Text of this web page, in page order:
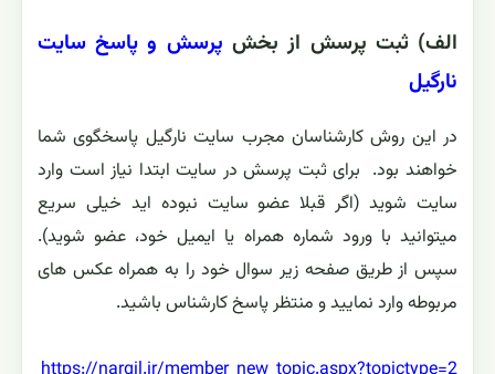
الف) ثبت پرسش از بخش پرسش و پاسخ سایت
نارگیل
در این روش کارشناسان مجرب سایت نارگیل پاسخگوی شما
خواهند بود. برای ثبت پرسش در سایت ابتدا نیاز است وارد
سایت شوید (اگر قبلا عضو سایت نبوده اید خیلی سریع
میتوانید با ورود شماره همراه یا ایمیل خود، عضو شوید).
سپس از طریق صفحه زیر سوال خود را به همراه عکس های
مربوطه وارد نمایید و منتظر پاسخ کارشناس باشید.